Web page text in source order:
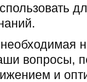
вопросы,
и